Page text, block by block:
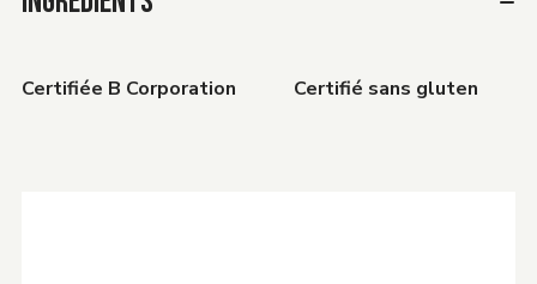
Certifiée B Corporation Certifié sans gluten